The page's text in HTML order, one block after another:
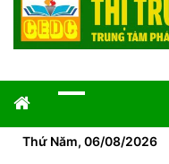
Thứ Năm, 06/08/2026